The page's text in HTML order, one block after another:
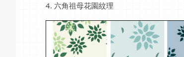
4. 六角祖母花園紋理